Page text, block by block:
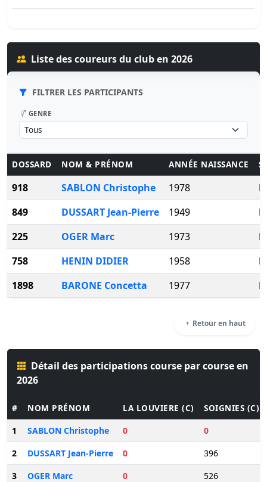
Liste des coureurs du club en 2026
FILTRER LES PARTICIPANTS
GENRE
DOSSARD NOM & PRÉNOM ANNÉE NAISSANCE
918 SABLON Christophe 1978
H
849
DUSSART Jean-Pierre 1949
H
225
OGER Marc 1973
H
758
HENIN DIDIER 1958
H
1898
BARONE Concetta 1977 F
Retour en haut
Détail des participations course par course en
2026
# NOM PRÉNOM LA LOUVIERE (C)
SOIGNIES (C)
1
SABLON Christophe 0
0
2
DUSSART Jean-Pierre 0
396
3
OGER Marc 0
526